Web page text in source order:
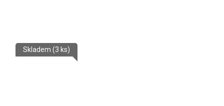
Skladem (3 ks)